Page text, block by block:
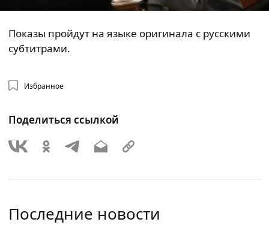
Показы пройдут на языке оригинала с русскими
субтитрами.
Избранное
Поделиться ссылкой
Последние новости